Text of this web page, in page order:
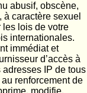
abusif, obscène,
caractère sexuel
les lois de votre
internationales.
immédiat et
d’accès à
adresses IP de tous
renforcement de